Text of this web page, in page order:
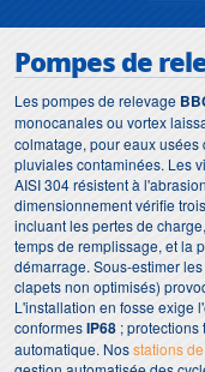
Pompes de
Les pompes de relevage
monocanales ou vortex
colmatage, pour eaux
pluviales contaminées. Les
AISI 304 résistent à
dimensionnement vérifie
incluant les pertes de
temps de remplissage, et la
démarrage. Sous-estimer
clapets non optimisés)
L'installation en fosse exige
conformesIP68 ;
automatique. Nosstations